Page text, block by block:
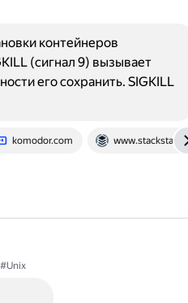
komodor.com
контейнеров
(сигнал 9) вызывает
его сохранить. SIGKILL
#Unix